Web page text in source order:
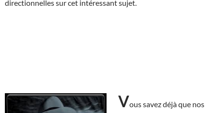
directionnelles sur cet intéressant sujet.
Vous savez déjà que nos